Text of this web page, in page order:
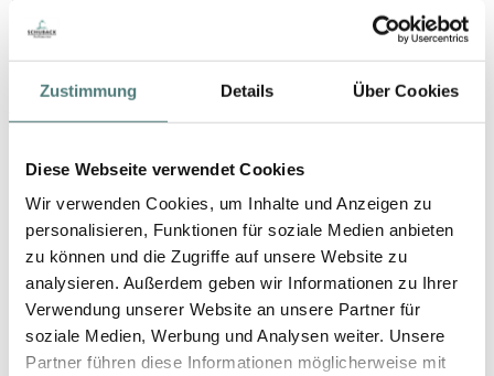
Zustimmung Details Über Cookies
Diese Webseite verwendet Cookies
Wir verwenden Cookies, um Inhalte und Anzeigen zu
personalisieren, Funktionen für soziale Medien anbieten
zu können und die Zugriffe auf unsere Website zu
analysieren. Außerdem geben wir Informationen zu Ihrer
Verwendung unserer Website an unsere Partner für
soziale Medien, Werbung und Analysen weiter. Unsere
Partner führen diese Informationen möglicherweise mit
Bequem zahlen
Schneller Versand